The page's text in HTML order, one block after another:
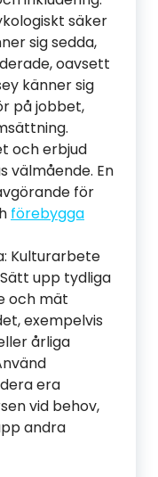
säker
sig sedda,
oavsett
känner sig
på jobbet,
och erbjud
välmående. En
för
förebygga
Kulturarbete
upp tydliga
och mät
exempelvis
årliga
era
vid behov,
andra